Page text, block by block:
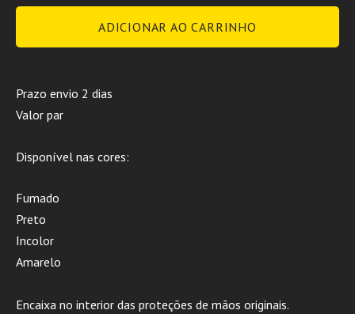
ADICIONAR AO CARRINHO
Prazo envio 2 dias
Valor par
Disponível nas cores:
Fumado
Preto
Incolor
Amarelo
Encaixa no interior das proteções de mãos originais.